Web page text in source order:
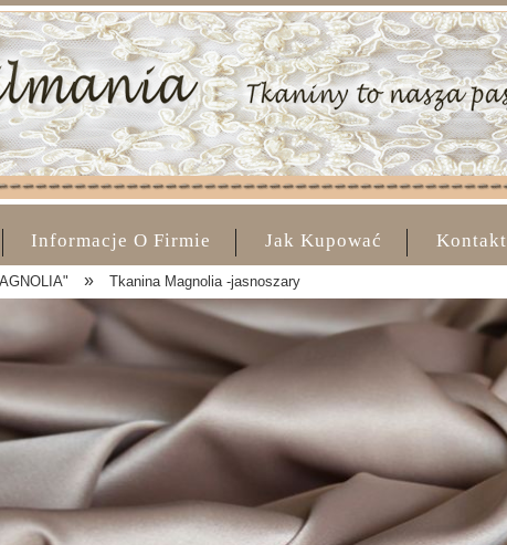
Informacje O Firmie Jak Kupować Kontakt
» Tkanina Magnolia -jasnoszary